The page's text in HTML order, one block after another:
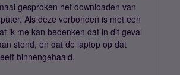
gesproken het downloaden van
Als deze verbonden is met een
ik me kan bedenken dat in dit geval
stond, en dat de laptop op dat
binnengehaald.